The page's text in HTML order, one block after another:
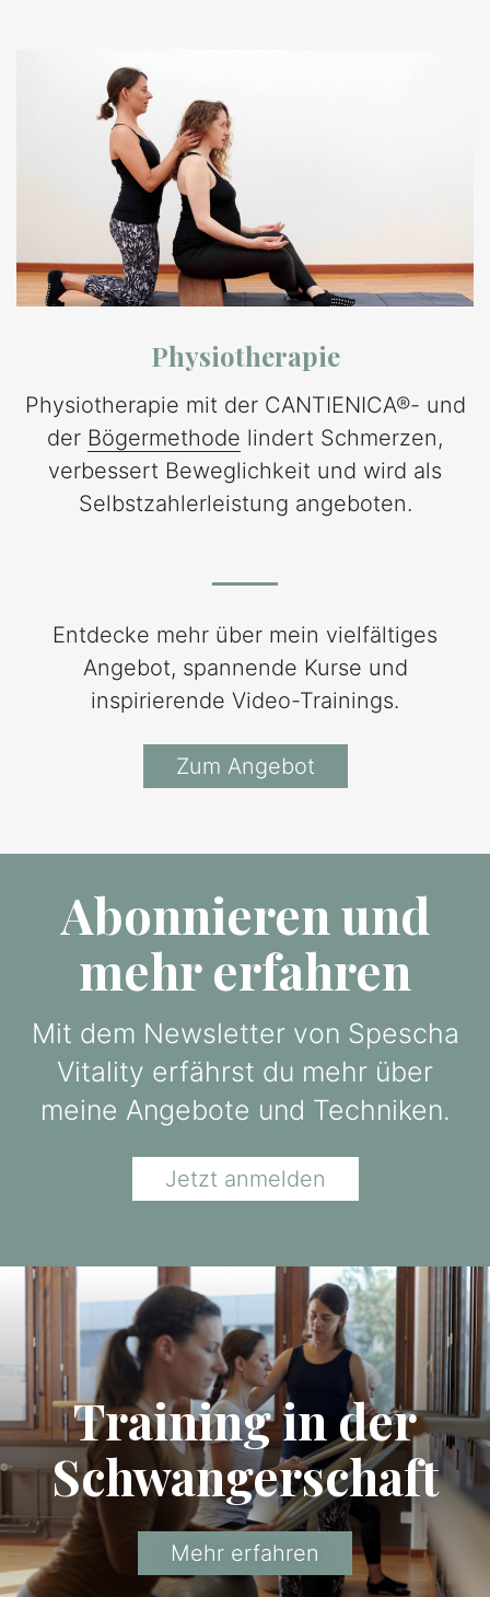
Physiotherapie
Physiotherapie mit der CANTIENICA®- und
der Bögermethode lindert Schmerzen,
verbessert Beweglichkeit und wird als
Selbstzahlerleistung angeboten.
Angebot
Entdecke mehr über mein vielfältiges
Angebot, spannende Kurse und
inspirierende Video-Trainings.
Zum Angebot
Abonnieren und
mehr erfahren
Mit dem Newsletter von Spescha
Vitality erfährst du mehr über
meine Angebote und Techniken.
Jetzt anmelden
Training in der
Schwangerschaft
Mehr erfahren